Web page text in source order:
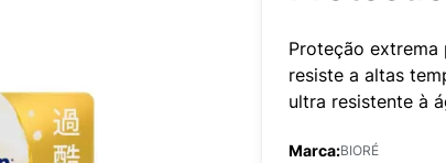
Proteção extrema
resiste a altas
ultra resistente à
Marca:BIORÉ